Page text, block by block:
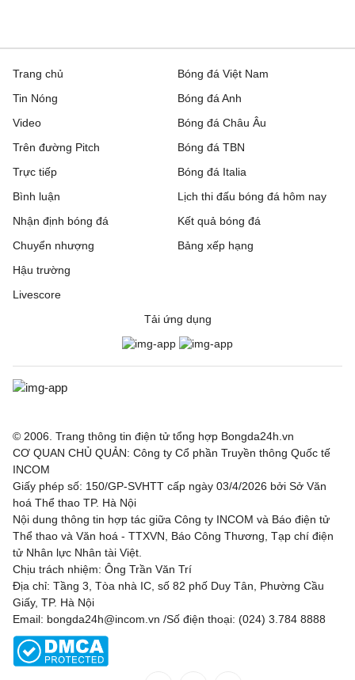
Trang chủ
Tin Nóng
Video
Trên đường Pitch
Trực tiếp
Bóng đá Việt Nam
Bóng đá Anh
Bóng đá Châu Âu
Bóng đá TBN
Bóng đá Italia
Bình luận
Nhận định bóng đá
Chuyển nhượng
Hậu trường
Livescore
Lịch thi đấu bóng đá hôm nay
Kết quả bóng đá
Bảng xếp hạng
Tải ứng dụng
© 2006. Trang thông tin điện tử tổng hợp Bongda24h.vn
CƠ QUAN CHỦ QUẢN: Công ty Cổ phần Truyền thông Quốc tế
INCOM
Giấy phép số: 150/GP-SVHTT cấp ngày 03/4/2026 bởi Sở Văn
hoá Thể thao TP. Hà Nội
Nội dung thông tin hợp tác giữa Công ty INCOM và Báo điện tử
Thể thao và Văn hoá - TTXVN, Báo Công Thương, Tạp chí điện
tử Nhân lực Nhân tài Việt.
Chịu trách nhiệm: Ông Trần Văn Trí
Địa chỉ: Tầng 3, Tòa nhà IC, số 82 phố Duy Tân, Phường Cầu
Giấy, TP. Hà Nội
Email: bongda24h@incom.vn /Số điện thoại: (024) 3.784 8888